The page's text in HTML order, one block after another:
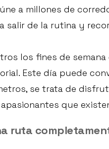
a millones de
salir de la rutina y
los fines de
Este día puede
se trata de
que
ruta